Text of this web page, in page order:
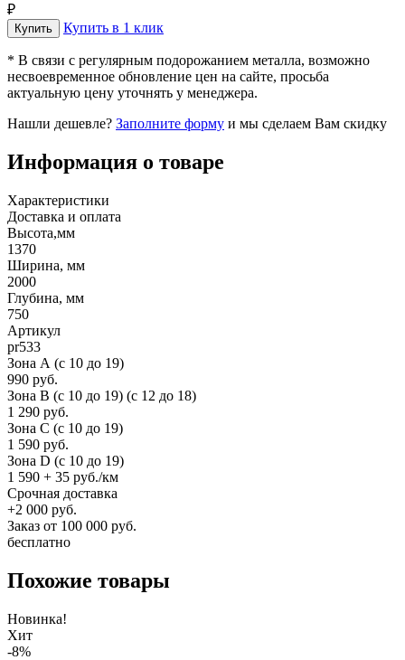
₽
Купить в 1 клик
* В связи с регулярным подорожанием металла, возможно
несвоевременное обновление цен на сайте, просьба
актуальную цену уточнять у менеджера.
Нашли дешевле? Заполните форму и мы сделаем Вам скидку
Информация о товаре
Характеристики
Доставка и оплата
Высота,мм
1370
Ширина, мм
2000
Глубина, мм
750
Артикул
pr533
Зона А (c 10 до 19)
990 руб.
Зона B (c 10 до 19) (c 12 до 18)
1 290 руб.
Зона C (c 10 до 19)
1 590 руб.
Зона D (c 10 до 19)
1 590 + 35 руб./км
Срочная доставка
+2 000 руб.
Заказ от 100 000 руб.
бесплатно
Похожие товары
Новинка!
Хит
-8%